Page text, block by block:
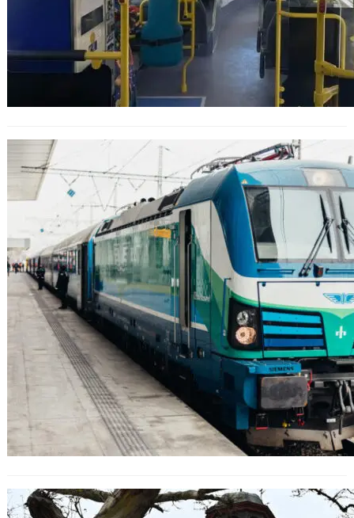
ЖП разписанията се променят на
30 март – вижте засегнатите
влакове
Преминаваме към лятно време
през тази нощ: Не забравете да си